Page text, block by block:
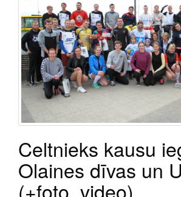
Celtnieks kausu
Olaines dīvas un
(+foto, video)